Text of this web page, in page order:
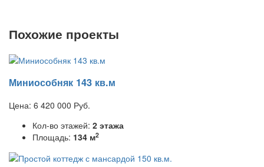
Похожие проекты
Миниособняк 143 кв.м
Цена: 6 420 000 Руб.
Кол-во этажей: 2 этажа
Площадь: 134 м2